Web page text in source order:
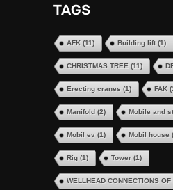
TAGS
AFK (11) Building lift(1)
CHRISTMAS TREE (11)
Erecting cranes (1) FAK
Manifold (2) Mobile and
Mobil ev (1) Mobil house
Rig (1) Tower (1)
WELLHEAD CONNECTIONS OF